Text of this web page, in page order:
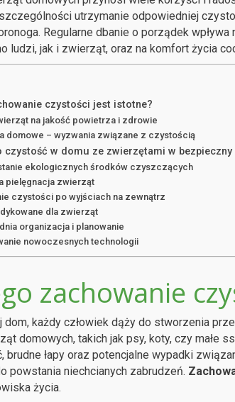
utrzymanie odpowiedniej
Regularne dbanie o porządek
ludzi, jak i zwierząt, oraz na komfort życia
czystości jest istotne?
na jakość powietrza i zdrowie
domowe – wyzwania związane z czystością
czystość w domu ze zwierzętami w bezpieczny
ekologicznych środków czyszczących
pielęgnacja zwierząt
czystości po wyjściach na zewnątrz
dla zwierząt
organizacja i planowanie
nowoczesnych technologii
zachowanie
każdy człowiek dąży do stworzenia
domowych, takich jak psy, koty, czy małe
brudne łapy oraz potencjalne wypadki
powstania niechcianych zabrudzeń.
życia.